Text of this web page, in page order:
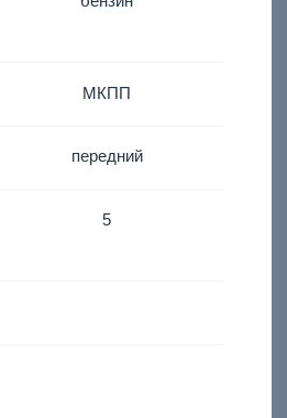
МКПП
передний
5